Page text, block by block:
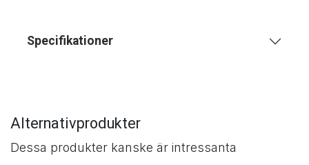
Specifikationer
Alternativprodukter
Dessa produkter kanske är intressanta